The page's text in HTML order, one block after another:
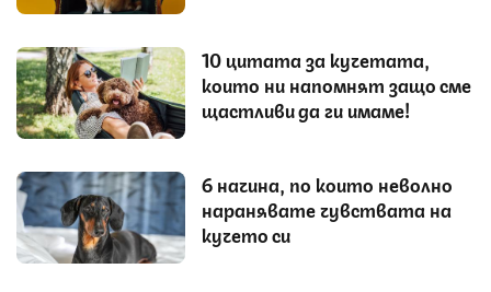
10 цитата за кучетата,
които ни напомнят защо сме
щастливи да ги имаме!
6 начина, по които неволно
наранявате чувствата на
кучето си